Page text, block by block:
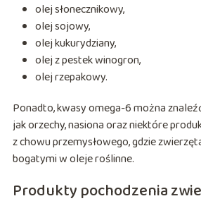
olej słonecznikowy,
olej sojowy,
olej kukurydziany,
olej z pestek winogron,
olej rzepakowy.
Ponadto, kwasy omega-6 można
jak orzechy, nasiona oraz niektóre
z chowu przemysłowego, gdzie
bogatymi w oleje roślinne.
Produkty pochodzenia